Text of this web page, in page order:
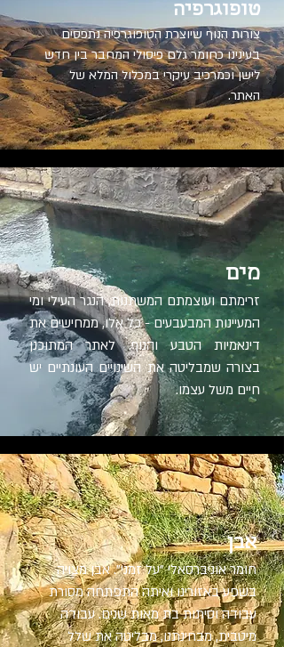
טופוגרפיה
צורות הנוף שיוצרת הטופוגרפיה נתפסים
בעינינו כחומר גלם פיסולי המחבר בין חדש
לישן וכמרכיב עיקרי במכלול המלא של
האתר.
מים
זרימתם ועוצמתם המשתנות, הנגר העילי ומי
המעיינות המבעבעים - כל אלו, ממחישים את
דינאמיות הטבע והנוף. לאתר המתוכנן
בצורה שמבליטה את השינויים העונתיים יש
חיים משל עצמו.
אבן
חומר אוניברסאלי "על זמני". אבן מצויה
בשפע באזורינו ואיתה התפתחה מסורת
עבודה וסיתות בת מאות שנים. עבודה
מיטבית, מבחינתנו, מבליטה את שלל